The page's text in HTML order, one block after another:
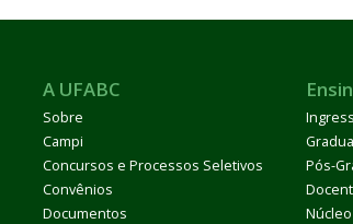
A UFABC
Sobre
Campi
Concursos e Processos Seletivos
Convênios
Documentos
Pós-